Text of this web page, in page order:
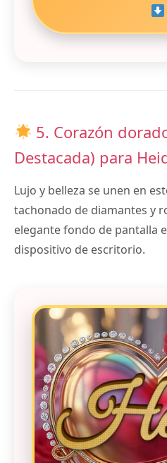
5. Corazón
Destacada) para
Lujo y belleza se unen en
tachonado de diamantes y
elegante fondo de pantalla
dispositivo de escritorio.